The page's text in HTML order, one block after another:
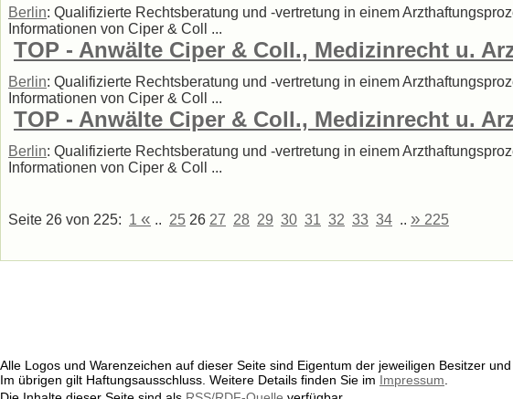
Berlin: Qualifizierte Rechtsberatung und -vertretung in einem
Informationen von Ciper & Coll ...
TOP - Anwälte Ciper & Coll., Medizinrecht u.
Berlin: Qualifizierte Rechtsberatung und -vertretung in einem
Informationen von Ciper & Coll ...
TOP - Anwälte Ciper & Coll., Medizinrecht u.
Berlin: Qualifizierte Rechtsberatung und -vertretung in einem
Informationen von Ciper & Coll ...
Seite 26 von 225: 1 « .. 25 26 27 28 29 30 31 32 33 34 .. » 225
Alle Logos und Warenzeichen auf dieser Seite sind Eigentum der jeweiligen Besitzer und
Im übrigen gilt Haftungsausschluss. Weitere Details finden Sie im Impressum